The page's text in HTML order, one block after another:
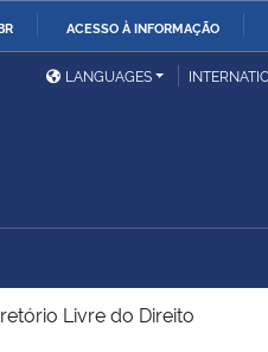
ACESSO À INFORMAÇÃO
Ministério das Relações
Exteriores
União
LANGUAGES
Livre do Direito